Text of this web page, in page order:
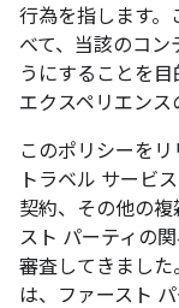
行為を指します
べて、当該のコ
うにすることを
エクスペリエンス
このポリシーを
トラベル サービ
契約、その他の
スト パーティの
審査してきまし
は、ファースト